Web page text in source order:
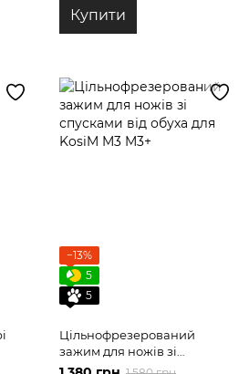
Купити
−13%
5
5
Цільнофрезерований
зажим для ножів зі
спусками від обуха для